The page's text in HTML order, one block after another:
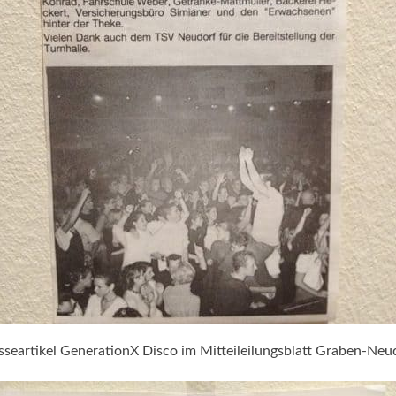
GenerationX Disco im Mitteileilungsblatt Graben-